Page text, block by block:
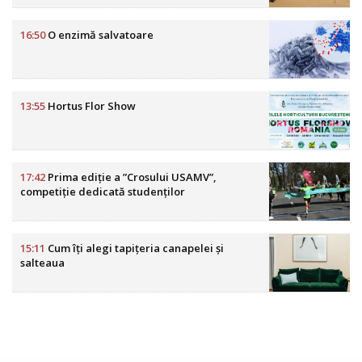
16:50O enzimă salvatoare
13:55 Hortus Flor Show
17:42 Prima ediție a ”Crosului USAMV”,
competiție dedicată studenților
15:11 Cum îți alegi tapițeria canapelei și
salteaua